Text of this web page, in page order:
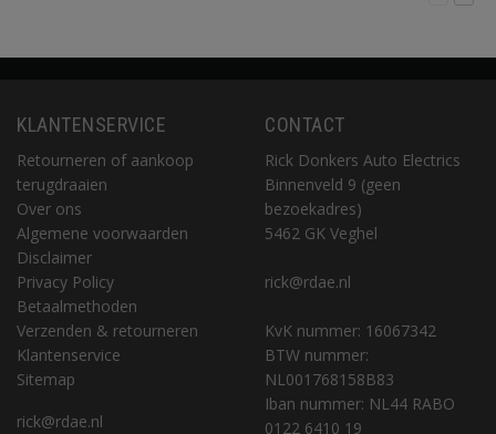
KLANTENSERVICE
Retourneren of aankoop
terugdraaien
Over ons
Algemene voorwaarden
Disclaimer
Privacy Policy
Betaalmethoden
Verzenden & retourneren
Klantenservice
Sitemap
rick@rdae.nl
CONTACT
Rick Donkers Auto Electrics
Binnenveld 9 (geen
bezoekadres)
5462 GK Veghel
rick@rdae.nl
KvK nummer: 16067342
BTW nummer:
NL001768158B83
Iban nummer: NL44 RABO
0122 6410 19